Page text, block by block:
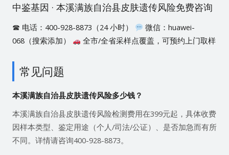
中鉴基因 · 本溪满族自治县皮肤遗传风险免费咨询
☎ 电话：400-928-8873（24 小时）
微信：huawei-
068（搜索添加）
全市/全省采样点覆盖，可预约上门取样
常见问题
本溪满族自治县皮肤遗传风险多少钱？
本溪满族自治县皮肤遗传风险检测费用在399元起，具体收费
因样本类型、鉴定用途（个人/司法/公证）、是否加急而有所
不同。详情请咨询400-928-8873。